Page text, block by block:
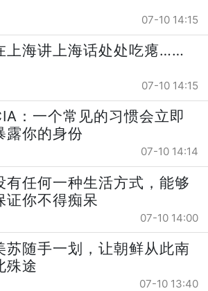
07-10 14:15
上海讲上海话处处吃瘪……
07-10 14:15
：一个常见的习惯会立即
露你的身份
07-10 14:14
有任何一种生活方式，能够
证你不得痴呆
07-10 14:00
苏随手一划，让朝鲜从此南
殊途
07-10 13:40